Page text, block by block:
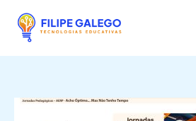
content